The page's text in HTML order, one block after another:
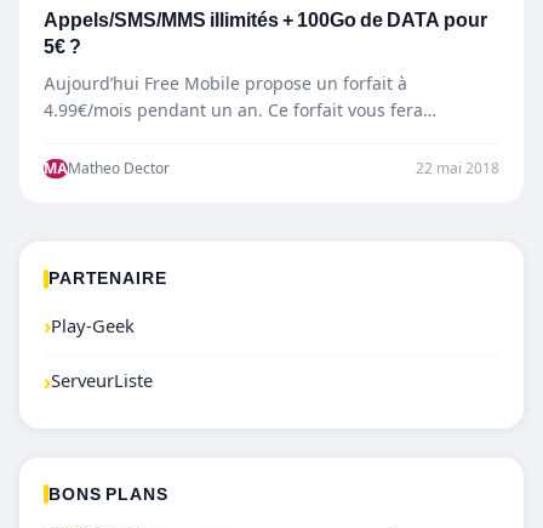
Appels/SMS/MMS illimités + 100Go de DATA pour
5€ ?
Aujourd’hui Free Mobile propose un forfait à
4.99€/mois pendant un an. Ce forfait vous fera
MAMatheo Dector 22 mai 2018
PARTENAIRE
›Play-Geek
›ServeurListe
BONS PLANS